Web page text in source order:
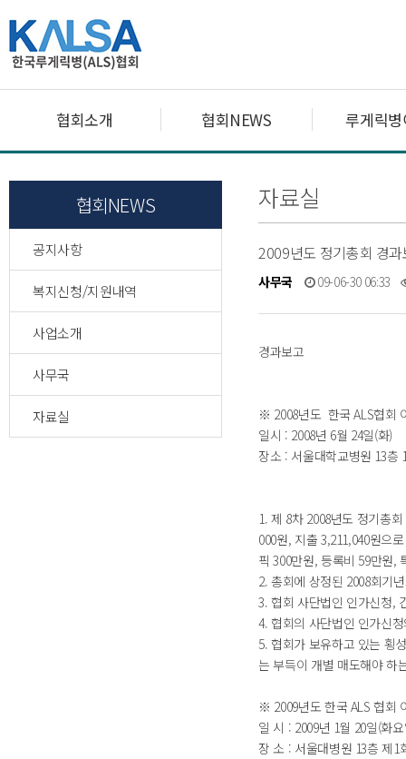
협회소개 협회NEWS 루게릭
협회NEWS
공지사항
복지신청/지원내역
사업소개
사무국
자료실
자료실
2009년도 정기총회 경
사무국 09-06-30 06:33
경과보고
※ 2008년도 한국 ALS협회
일시 : 2008년 6월 24일(화)
장소 : 서울대학교병원 13층
1. 제 8차 2008년도 정기총
000원, 지출 3,211,040원으
픽 300만원, 등록비 59만원,
2. 총회에 상정된 2008회기
3. 협회 사단법인 인가신청,
4. 협회의 사단법인 인가신
5. 협회가 보유하고 있는 횡
는 부득이 개별 매도해야 하
※ 2009년도 한국 ALS 협회
일 시 : 2009년 1월 20일(화
장 소 : 서울대병원 13층 제1